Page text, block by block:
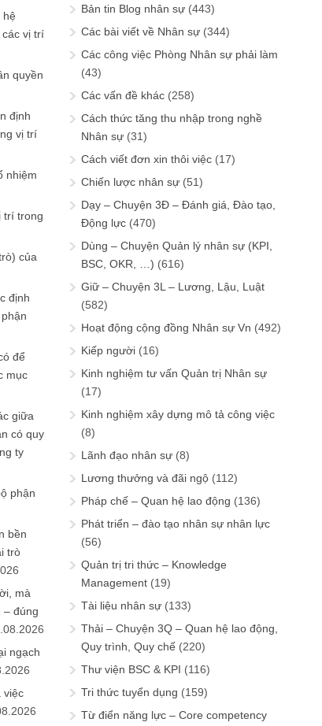
hệ
vị trí
quyền
định
vị trí
nhiệm
trí trong
của
định
để
mục
giữa
có quy
ty
phận
bền
trò
mà
– đúng
ngạch
việc
Bản tin Blog nhân sự (443)
Các bài viết về Nhân sự (344)
Các công việc Phòng Nhân sự phải làm
(43)
Các vấn đề khác (258)
Cách thức tăng thu nhập trong nghề
Nhân sự (31)
Cách viết đơn xin thôi việc (17)
Chiến lược nhân sự (51)
Dạy – Chuyện 3Đ – Đánh giá, Đào tạo,
Động lực (470)
Dùng – Chuyện Quản lý nhân sự (KPI,
BSC, OKR, …) (616)
Giữ – Chuyện 3L – Lương, Lậu, Luật
(582)
Hoạt động cộng đồng Nhân sự Vn (492)
Kiếp người (16)
Kinh nghiệm tư vấn Quản trị Nhân sự
(17)
Kinh nghiệm xây dựng mô tả công việc
(8)
Lãnh đạo nhân sự (8)
Lương thưởng và đãi ngộ (112)
Pháp chế – Quan hệ lao động (136)
Phát triển – đào tạo nhân sự nhân lực
(56)
Quản trị tri thức – Knowledge
Management (19)
Tài liệu nhân sự (133)
Thải – Chuyện 3Q – Quan hệ lao động,
Quy trình, Quy chế (220)
Thư viện BSC & KPI (116)
Tri thức tuyển dụng (159)
Từ điển năng lực – Core competency